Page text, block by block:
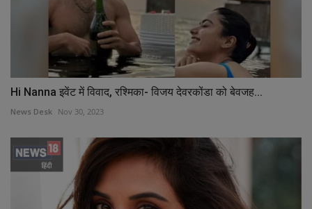
Hi Nanna इवेंट में विवाद, रश्मिका- विजय देवरकोंडा को बेवजह...
News Desk Nov 30, 2023